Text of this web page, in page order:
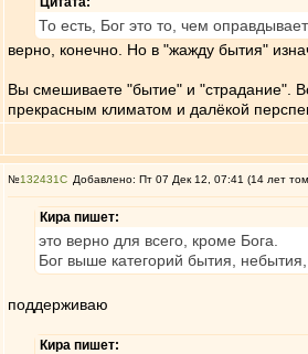
То есть, Бог это то, чем
верно, конечно. Но в "жажду бытия"
Вы смешиваете "бытие" и "страдание".
прекрасным климатом и далёкой
№132431 Добавлено: Пт 07 Дек 12, 07:41 (14 лет
Кира пишет:
это верно для всего, кроме Бога.
Бог выше категорий бытия,
поддерживаю
Кира пишет: